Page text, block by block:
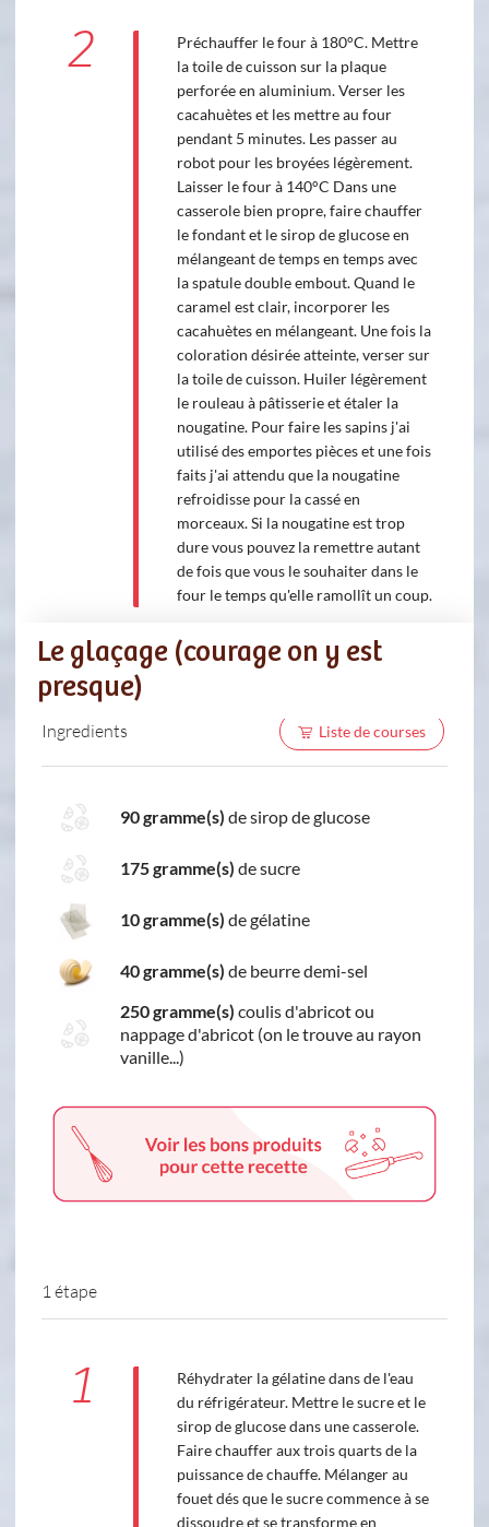
2
Préchauffer le four à 180°C. Mettre
la toile de cuisson sur la plaque
perforée en aluminium. Verser les
cacahuètes et les mettre au four
pendant 5 minutes. Les passer au
robot pour les broyées légèrement.
Laisser le four à 140°C Dans une
casserole bien propre, faire chauffer
le fondant et le sirop de glucose en
mélangeant de temps en temps avec
la spatule double embout. Quand le
caramel est clair, incorporer les
cacahuètes en mélangeant. Une fois la
coloration désirée atteinte, verser sur
la toile de cuisson. Huiler légèrement
le rouleau à pâtisserie et étaler la
nougatine. Pour faire les sapins j'ai
utilisé des emportes pièces et une fois
faits j'ai attendu que la nougatine
refroidisse pour la cassé en
morceaux. Si la nougatine est trop
dure vous pouvez la remettre autant
de fois que vous le souhaiter dans le
four le temps qu'elle ramollît un coup.
Le glaçage (courage on y est
presque)
Ingredients Liste de courses
90 gramme(s) de sirop de glucose
175 gramme(s) de sucre
10 gramme(s) de gélatine
40 gramme(s) de beurre demi-sel
250 gramme(s) coulis d'abricot ou
nappage d'abricot (on le trouve au rayon
vanille...)
1 étape
1
Réhydrater la gélatine dans de l'eau
du réfrigérateur. Mettre le sucre et le
sirop de glucose dans une casserole.
Faire chauffer aux trois quarts de la
puissance de chauffe. Mélanger au
fouet dés que le sucre commence à se
dissoudre et se transforme en